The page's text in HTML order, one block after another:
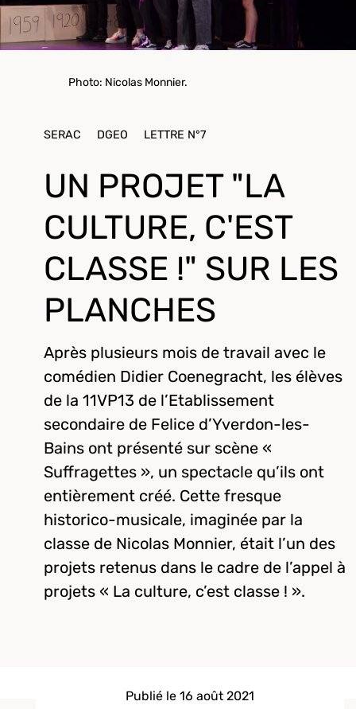
Photo: Nicolas Monnier.
SERAC DGEO LETTRE N°7
UN PROJET "LA
CULTURE, C'EST
CLASSE !" SUR LES
PLANCHES
Après plusieurs mois de travail avec le
comédien Didier Coenegracht, les élèves
de la 11VP13 de l’Etablissement
secondaire de Felice d’Yverdon-les-
Bains ont présenté sur scène «
Suffragettes », un spectacle qu’ils ont
entièrement créé. Cette fresque
historico-musicale, imaginée par la
classe de Nicolas Monnier, était l’un des
projets retenus dans le cadre de l’appel à
projets « La culture, c’est classe ! ».
Publié le 16 août 2021